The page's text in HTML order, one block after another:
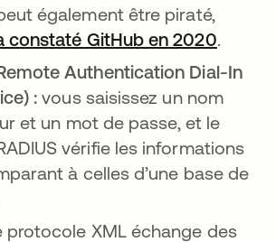
également être piraté,
constaté GitHub en 2020.
Authentication Dial-In
: vous saisissez un nom
et un mot de passe, et le
vérifie les informations
à celles d’une base de
protocole XML échange des